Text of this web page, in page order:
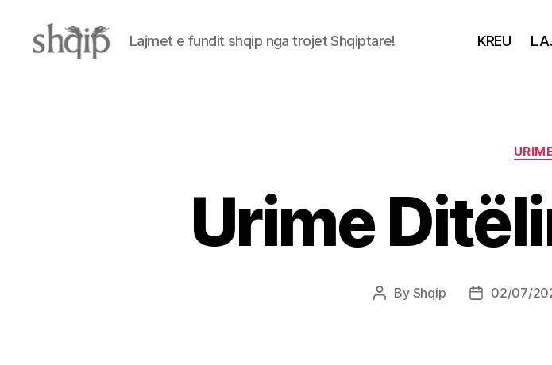
Lajmet e fundit shqip nga trojet Shqiptare! KREU
Urime
Post
By Shqip
Post02/07/